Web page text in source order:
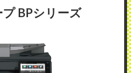
プ BPシリーズ